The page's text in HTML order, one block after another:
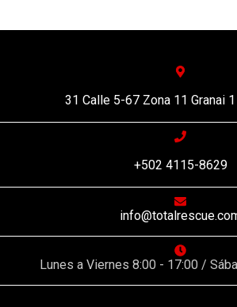
31 Calle 5-67 Zona 11 Granai
+502 4115-8629
Lunes a Viernes 8:00 - 17:00 /